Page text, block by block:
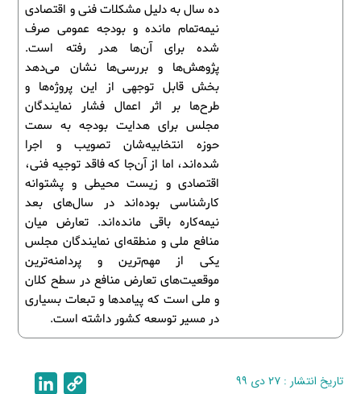
ده سال به دلیل مشکلات فنی و اقتصادی
نیمه‌تمام مانده و بودجه عمومی صرف
شده برای آن‌ها هدر رفته است.
پژوهش‌ها و بررسی‌ها نشان می‌دهد
بخش قابل توجهی از این پروژه‌ها و
طرح‌ها بر اثر اعمال فشار نمایندگان
مجلس برای هدایت بودجه به سمت
حوزه انتخابیه‌شان تصویب و اجرا
شده‌اند، اما از آن‌جا که فاقد توجیه فنی،
اقتصادی و زیست محیطی و پشتوانه
کارشناسی بوده‌اند در سال‌های بعد
نیمه‌کاره باقی مانده‌اند. تعارض میان
منافع ملی و منطقه‌ای نمایندگان مجلس
یکی از مهم‌ترین و پردامنه‌ترین
موقعیت‌های تعارض منافع در سطح کلان
و ملی است که پیامدها و تبعات بسیاری
در مسیر توسعه کشور داشته است.
تاریخ انتشار : ۲۷ دی ۹۹